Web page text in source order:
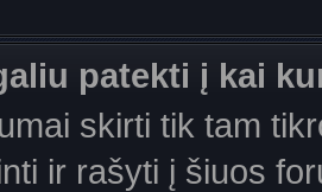
patekti į kai
skirti tik tam
ir rašyti į šiuos